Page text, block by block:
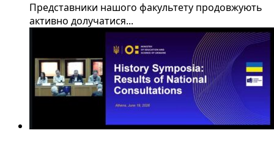
​Представники нашого факультету продовжують
активно долучатися...